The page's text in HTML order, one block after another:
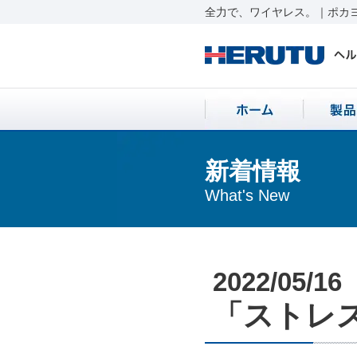
全力で、ワイヤレス。｜ポカ
新着情報
What's New
2022/05/16
「スト